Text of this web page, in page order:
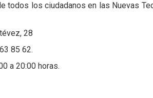
todos los ciudadanos en las Nuevas
28
85 62.
a 20:00 horas.